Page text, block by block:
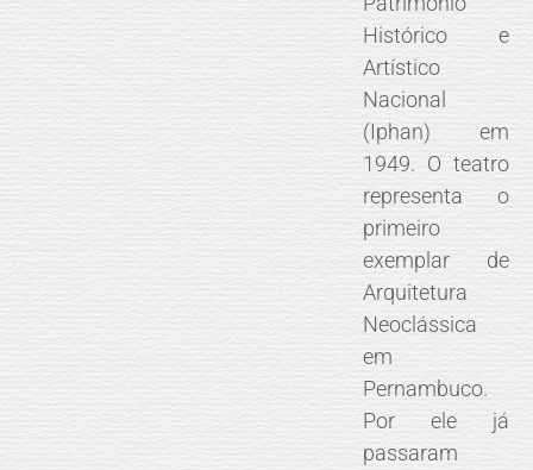
Histórico e
Artístico
Nacional
(Iphan) em
1949. O teatro
representa o
primeiro
exemplar de
Arquitetura
Neoclássica
em
Pernambuco.
Por ele já
passaram